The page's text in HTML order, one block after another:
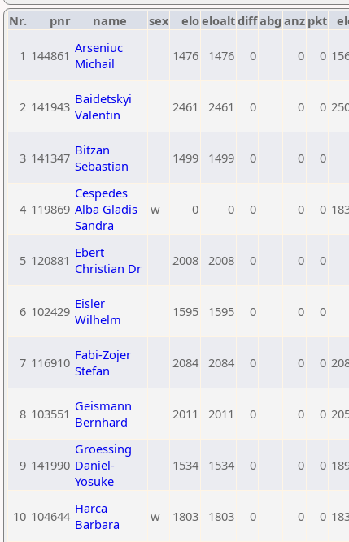
Nr. pnr name sex eloeloaltdiffabg anz pkt
1 144861 Arseniuc
Michail
1476 1476 0 0 0
2 141943 Baidetskyi
Valentin
2461 2461 0 0 0
3 141347 Bitzan
Sebastian
1499 1499 0 0 0
4 119869
Cespedes
Alba Gladis
Sandra
w 0 0 0 0 0
5 120881 Ebert
Christian Dr
2008 2008 0 0 0
6 102429 Eisler
Wilhelm
1595 1595 0 0 0
7 116910 Fabi-Zojer
Stefan
2084 2084 0 0 0
8 103551 Geismann
Bernhard
2011 2011 0 0 0
9 141990
Groessing
Daniel-
Yosuke
1534 1534 0 0 0
10 104644 Harca
Barbara
w 1803 1803 0 0 0